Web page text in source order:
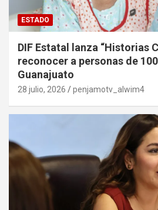
ESTADO
DIF Estatal lanza “Historias
reconocer a personas de
Guanajuato
28 julio, 2026 penjamotv_alwim4